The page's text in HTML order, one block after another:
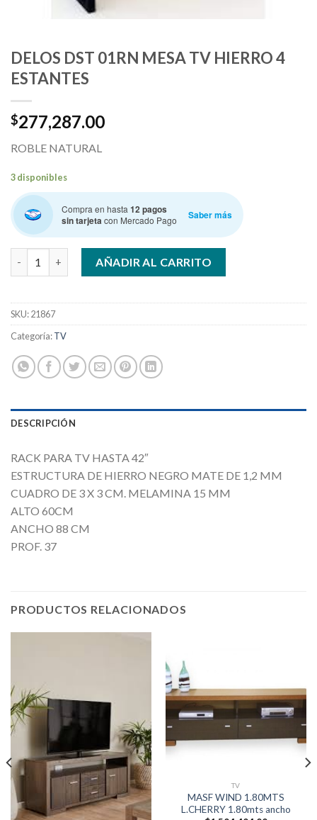
DELOS DST 01RN MESA TV HIERRO 4
ESTANTES
$277,287.00
ROBLE NATURAL
3 disponibles
Compra en hasta 12 pagos
sin tarjetacon Mercado Pago Saber más
DELOS DST 01RN MESA TV HIERRO 4 ESTANTES cantidad
AÑADIR AL CARRITO
SKU:21867
Categoría:TV
DESCRIPCIÓN
RACK PARA TV HASTA 42″
ESTRUCTURA DE HIERRO NEGRO MATE DE 1,2 MM
CUADRO DE 3 X 3 CM. MELAMINA 15 MM
ALTO 60CM
ANCHO 88 CM
PROF. 37
PRODUCTOS RELACIONADOS
TV
MASF WIND 1.80MTS
L.CHERRY 1.80mts ancho